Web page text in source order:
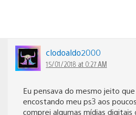
clodoaldo2000
15/01/2018 at 0:27 AM
Eu pensava do mesmo jeito
encostando meu ps3 aos
comprei algumas mídias digitais